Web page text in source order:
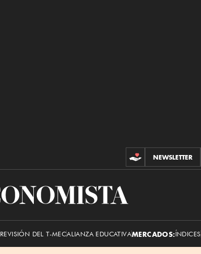
CONTRIBUCIONES
NEWSLETTER
El
REVISIÓN DEL T-MECALIANZA EDUCATIVAMERCADOS:ÍNDICES